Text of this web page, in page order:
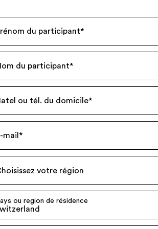
du participant*
du participant*
ou tél. du domicile*
mail *
votre région
ou region de résidence